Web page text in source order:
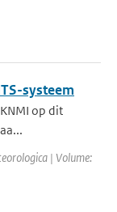
systeem
op dit
| Volume: